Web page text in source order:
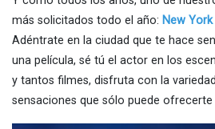
más solicitados todo el año: New
Adéntrate en la ciudad que te hace
una película, sé tú el actor en los
y tantos filmes, disfruta con la
sensaciones que sólo puede